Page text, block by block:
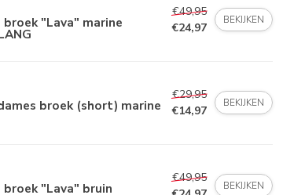
broek "Lava" marine
€49,95
€24,97
BEKIJKEN
broek (short) marine
€29,95
€14,97
BEKIJKEN
broek "Lava" bruin
€49,95
BEKIJKEN